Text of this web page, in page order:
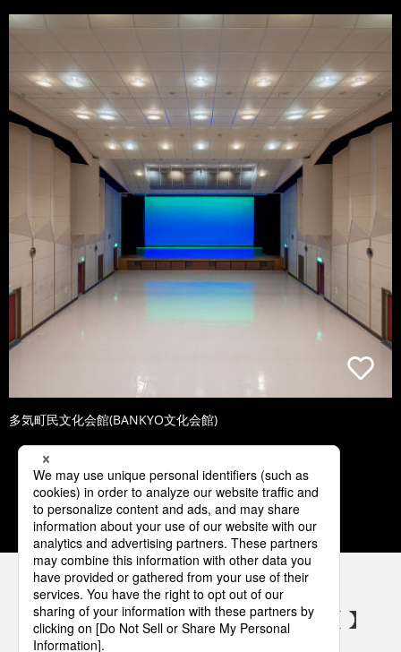
多気町民文化会館(BANKYO文化会館)
1 2 3 4 5
パナソニックの電気設備 SNSアカウント